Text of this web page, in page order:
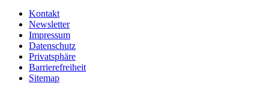
Kontakt
Newsletter
Impressum
Datenschutz
Privatsphäre
Barrierefreiheit
Sitemap